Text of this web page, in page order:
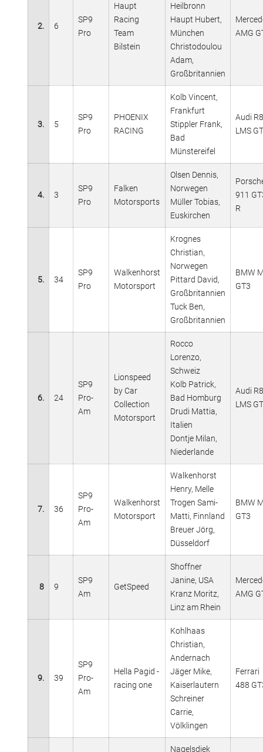
2. 6
SP9
Pro
Haupt
Racing
Team
Bilstein
Heilbronn
Haupt Hubert,
München
Christodoulou
Adam,
Großbritannien
AMG
3. 5
SP9
Pro
PHOENIX
RACING
Kolb Vincent,
Frankfurt
Stippler Frank,
Bad
Münstereifel
Audi R8
LMS
4. 3
SP9
Pro
Falken
Motorsports
Olsen Dennis,
Norwegen
Müller Tobias,
Euskirchen
911
R
5. 34
SP9
Pro
Walkenhorst
Motorsport
Krognes
Christian,
Norwegen
Pittard David,
Großbritannien
Tuck Ben,
Großbritannien
BMW
GT3
6. 24
SP9
Pro-
Am
Lionspeed
by Car
Collection
Motorsport
Rocco
Lorenzo,
Schweiz
Kolb Patrick,
Bad Homburg
Drudi Mattia,
Italien
Dontje Milan,
Niederlande
Audi R8
LMS
7. 36
SP9
Pro-
Am
Walkenhorst
Motorsport
Walkenhorst
Henry, Melle
Trogen Sami-
Matti, Finnland
Breuer Jörg,
Düsseldorf
BMW
GT3
8 9
SP9
Am
GetSpeed
Shoffner
Janine, USA
Kranz Moritz,
Linz am Rhein
AMG
9. 39
SP9
Pro-
Am
Hella Pagid -
racing one
Kohlhaas
Christian,
Andernach
Jäger Mike,
Kaiserlautern
Schreiner
Carrie,
Völklingen
Ferrari
488
Nagelsdiek